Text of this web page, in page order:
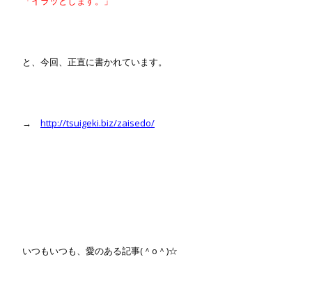
と、今回、正直に書かれています。
→ http://tsuigeki.biz/zaisedo/
いつもいつも、愛のある記事(＾o＾)☆